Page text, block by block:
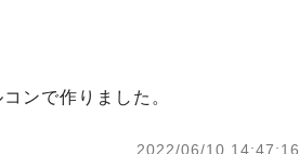
ンで作りました。
2022/06/10 14:47:16